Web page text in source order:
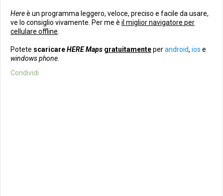
Hereè un programma leggero, veloce, preciso e facile da usare,
ve lo consiglio vivamente. Per me è il miglior navigatore per
cellulare offline
Potete scaricareHERE Maps gratuitamenteperandroid, ios e
windows phone
Condividi